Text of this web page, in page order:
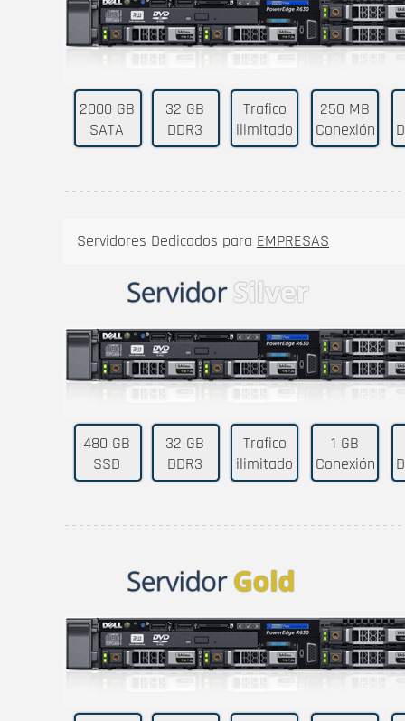
2000 GB
SATA
32 GB
DDR3
Trafico
ilimitado
250 MB
Conexión
Servidores Dedicados para EMPRESAS
480 GB
SSD
32 GB
DDR3
Trafico
ilimitado
1 GB
Conexión